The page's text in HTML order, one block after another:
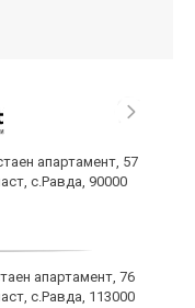
апартамент, 57
с.Равда, 90000
апартамент, 76
с.Равда, 113000